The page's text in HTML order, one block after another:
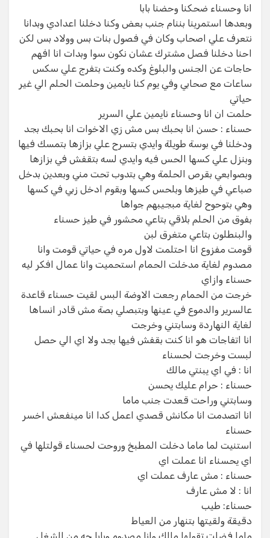
انا وحسناء ضحكنا وحضنا بابا
وبعدها استمرينا بننام جنب بعض وكنا دخلنا اعدادي وبدانا
نتعرف علي اصحاب وكان في فصول بنات بس وولاد بس لكن
احنا دخلنا فصل مشترك عشان نكون سوا وبدات انا افهم
حاجات عن الجنس والبلوغ وكده وكنت بتفرج علي سكس
ساعات مع صحابي وفي يوم كنا نايمين وحلمت الحلم الي غير
حياتي
حلمت ان انا وحسناء نايمين علي السرير
حسناء : حسن انا بحبك بس مش زي الاخوات انا بحبك بجد
ودخلنا في بوسة طويلة وايدي بتسرح علي بزازها بتمسك فيها
وبنزل علي كسها الحس فيه وايدي لسه بتقفش في بزازها
وبصوابعي بقرص الحلمة وهي بتدوب تحت مني وبعدين بدخل
صباعي في طيزها وبلحس كسها وبقوم ادخل زبي في كسها
وهي بتوحوح لغاية مبجيبهم جواها
بفوق من الحلم بلاقي بتاعي محشور في طيز حسناء
والبنطلون بتاعي متغرق لبن
قومت مفزوع انا احتلمت لاول مره في حياتي قومت وانا
مصدوم لغاية مدخلت الحمام استحميت وانا عمال افكر ليه
حسناء وازاي
خرجت من الحمام رجعت الاوضة البس لقيت حسناء قاعدة
عالسرير والدموع في عينها وبتبصلي بصة مش قادر انساها
لغاية النهاردة وسابتني وخرجت
انا اتفاجات هو انا كنت بقفش فيها بجد ولا اي الي حصل
لبست وخرجت لحسناء
انا : في اي يبنتي مالك
حسناء : حرام عليك يحسن
وسابتني وراحت قعدت جنب ماما
انا اتصدمت انا مكانش قصدي اعمل كدا انا مينفعش اخسر
حسناء
استنيت لما ماما دخلت المطبخ وروحت لحسناء قولتلها في
اي يحسناء انا عملت اي
حسناء : مش عارف عملت اي
انا : لا مش عارف
حسناء: طيب
دقيقة ولقيتها بتنهار من العياط
ماما فضلت تقولها مالك وانا مصدوم وبابا جه من الشغل